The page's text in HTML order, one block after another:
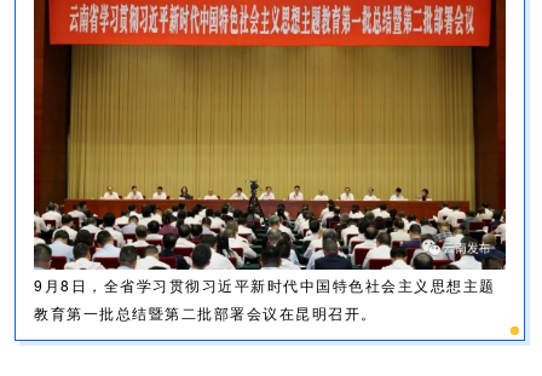
9月8日，全省学习贯彻习近平新时代中国特色社会主义思想主题
教育第一批总结暨第二批部署会议在昆明召开。